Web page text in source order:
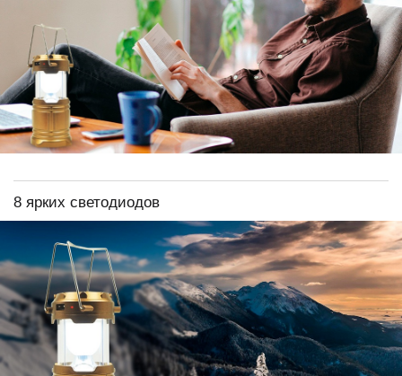
8 ярких светодиодов